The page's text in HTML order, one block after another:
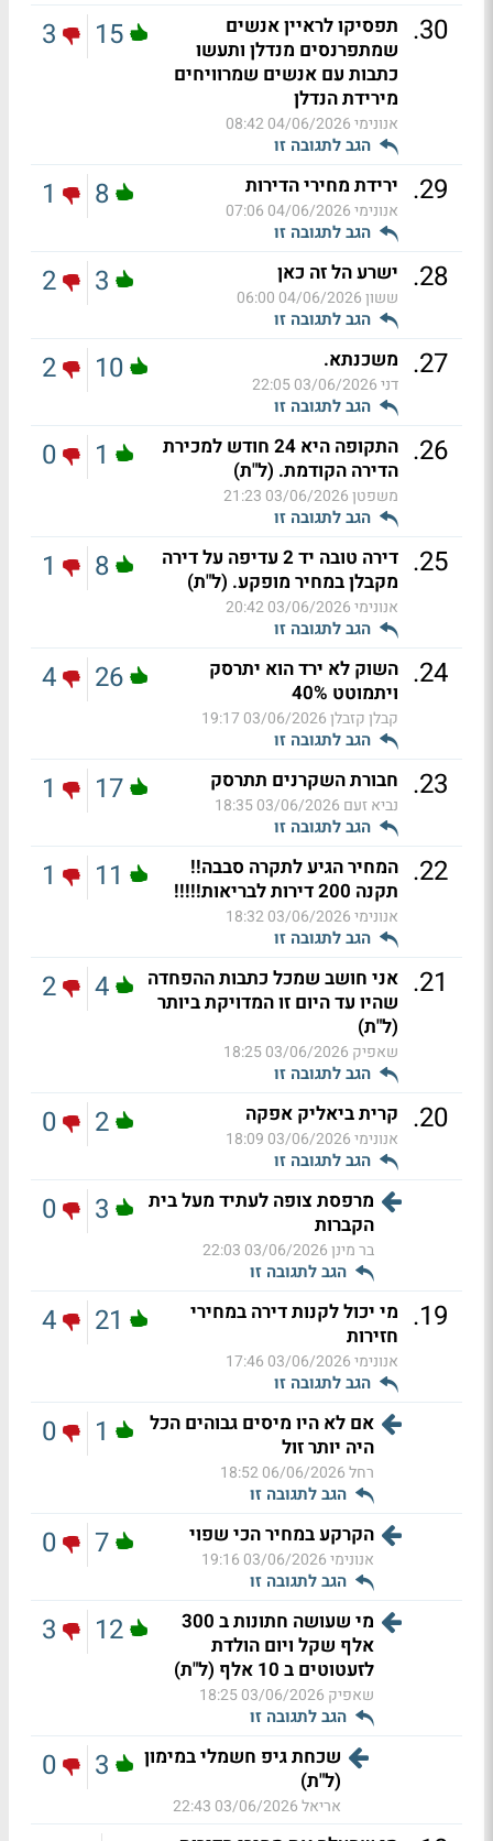
30
. תפסיקו לראיין אנשים
שמתפרנסים מנדלן ותעשו
כתבות עם אנשים שמרוויחים
מירידת הנדלן
אנונימי04/06/2026 08:42
הגב לתגובה זו
15
3
29
. ירידת מחירי הדירות
אנונימי04/06/2026 07:06
הגב לתגובה זו
8
1
28
. ישרע הל זה כאן
ששון04/06/2026 06:00
הגב לתגובה זו
3
2
27
. משכנתא.
דני03/06/2026 22:05
הגב לתגובה זו
10
2
26
.
התקופה היא 24 חודש למכירת
הדירה הקודמת. (ל"ת)
משפטן03/06/2026 21:23
הגב לתגובה זו
1
0
25
.
דירה טובה יד 2 עדיפה על דירה
מקבלן במחיר מופקע. (ל"ת)
אנונימי03/06/2026 20:42
הגב לתגובה זו
8
1
24
. השוק לא ירד הוא יתרסק
ויתמוטט 40%
קבלן קזבלן03/06/2026 19:17
הגב לתגובה זו
26
4
23
. חבורת השקרנים תתרסק
נביא זעם 03/06/2026 18:35
הגב לתגובה זו
17
1
22
. המחיר הגיע לתקרה סבבה!!
תקנה 200 דירות לבריאות!!!!!
אנונימי03/06/2026 18:32
הגב לתגובה זו
11
1
21
. אני חושב שמכל כתבות ההפחדה
שהיו עד היום זו המדויקת ביותר
(ל"ת)
שאפיק 03/06/2026 18:25
הגב לתגובה זו
4
2
20
. קרית ביאליק אפקה
אנונימי03/06/2026 18:09
הגב לתגובה זו
2
0
מרפסת צופה לעתיד מעל בית
הקברות
בר מינן03/06/2026 22:03
הגב לתגובה זו
3
0
19
. מי יכול לקנות דירה במחירי
חזירות
אנונימי03/06/2026 17:46
הגב לתגובה זו
21
4
אם לא היו מיסים גבוהים הכל
היה יותר זול
רחל06/06/2026 18:52
הגב לתגובה זו
1
0
הקרקע במחיר הכי שפוי
אנונימי03/06/2026 19:16
הגב לתגובה זו
7
0
מי שעושה חתונות ב 300
אלף שקל ויום הולדת
לזעטוטים ב 10 אלף (ל"ת)
שאפיק 03/06/2026 18:25
הגב לתגובה זו
12
3
שכחת גיפ חשמלי במימון
(ל"ת)
אריאל03/06/2026 22:43
3
0